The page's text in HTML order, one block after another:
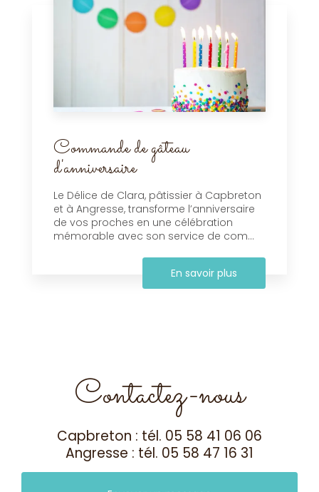
Commande de gâteau
d'anniversaire
Le Délice de Clara, pâtissier à Capbreton
et à Angresse, transforme l’anniversaire
de vos proches en une célébration
mémorable avec son service de com...
En savoir plus
Contactez-nous
Capbreton : tél. 05 58 41 06 06
Angresse : tél. 05 58 47 16 31